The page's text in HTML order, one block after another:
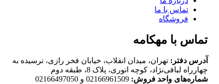
تماس با ما
فروشگاه
تماس با مهکامه
آدرس دفتر: تهران، میدان انقلاب، خیابان فخر رازی، نرسیده به
چهارراه لبافی‌نژاد، کوچه انوری، پلاک 8، طبقه دوم
شماره‌های واحد فروش: 02166961509 و 02166497050